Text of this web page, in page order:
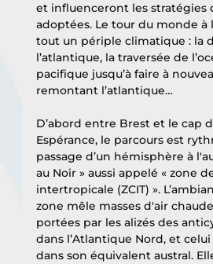
et influenceront les stratégies
adoptées. Le tour du monde à
tout un périple climatique : la
l’atlantique, la traversée de
pacifique jusqu’à faire à
remontant l’atlantique…
D’abord entre Brest et le cap
Espérance, le parcours est
passage d’un hémisphère à
au Noir » aussi appelé « zone
intertropicale (ZCIT) ».
zone mêle masses d'air
portées par les alizés des
dans l’Atlantique Nord, et
dans son équivalent austral.